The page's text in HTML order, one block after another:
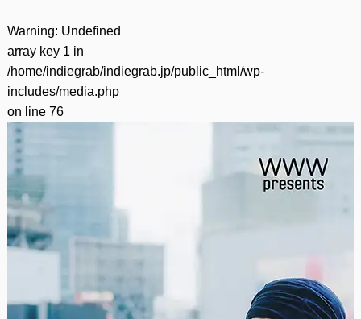
Warning: Undefined
array key 1 in
/home/indiegrab/indiegrab.jp/public_html/wp-
includes/media.php
on line 76